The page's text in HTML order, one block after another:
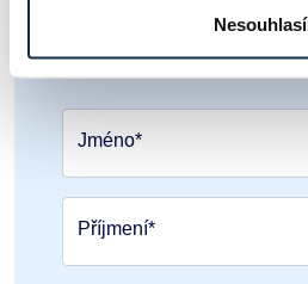
Pošlete
ještě dnes
Jméno*
Příjmení*